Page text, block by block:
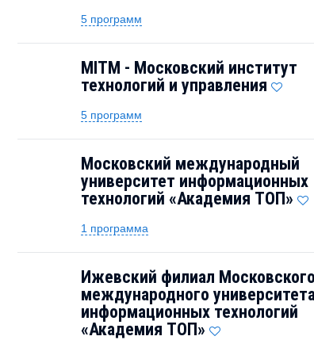
5 программ
MITM - Московский институт
технологий и управления
5 программ
Московский международный
университет информационных
технологий «Академия ТОП»
1 программа
Ижевский филиал Московского
международного университета
информационных технологий
«Академия TOП»